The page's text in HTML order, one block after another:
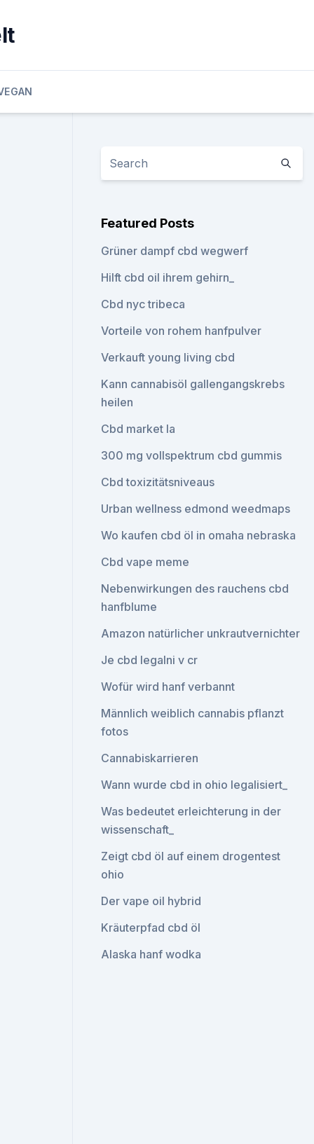
Featured Posts
Grüner dampf cbd wegwerf
Hilft cbd oil ihrem gehirn_
Cbd nyc tribeca
Vorteile von rohem hanfpulver
Verkauft young living cbd
Kann cannabisöl gallengangskrebs
heilen
Cbd market la
300 mg vollspektrum cbd gummis
Cbd toxizitätsniveaus
Urban wellness edmond weedmaps
Wo kaufen cbd öl in omaha nebraska
Cbd vape meme
Nebenwirkungen des rauchens cbd
hanfblume
Amazon natürlicher unkrautvernichter
Je cbd legalni v cr
Wofür wird hanf verbannt
Männlich weiblich cannabis pflanzt
fotos
Cannabiskarrieren
Wann wurde cbd in ohio legalisiert_
Was bedeutet erleichterung in der
wissenschaft_
Zeigt cbd öl auf einem drogentest
ohio
Der vape oil hybrid
Kräuterpfad cbd öl
Alaska hanf wodka